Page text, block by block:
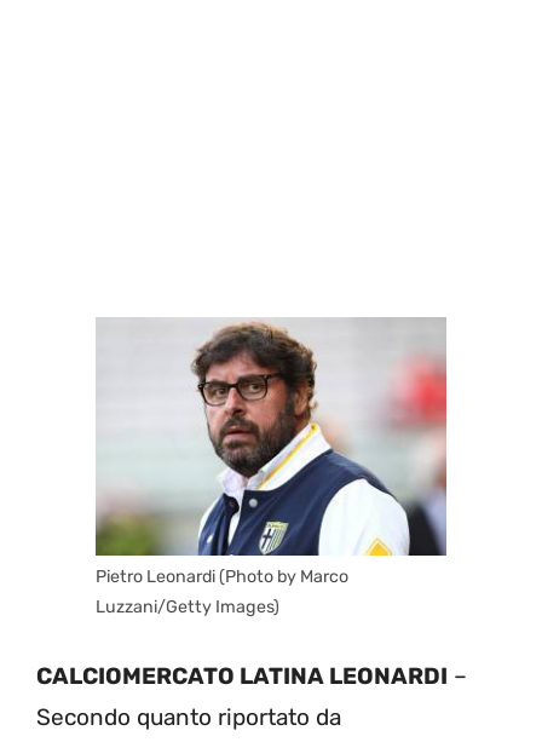
Pietro Leonardi (Photo by Marco
Luzzani/Getty Images)
CALCIOMERCATO LATINA LEONARDI –
Secondo quanto riportato da